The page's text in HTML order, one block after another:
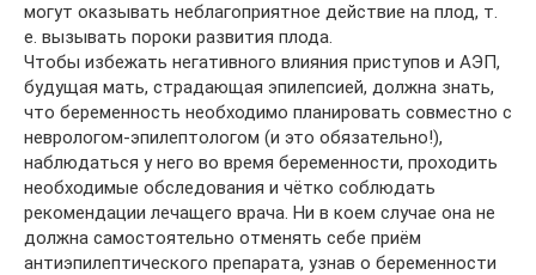
могут оказывать неблагоприятное действие на плод, т.
е. вызывать пороки развития плода.
Чтобы избежать негативного влияния приступов и АЭП,
будущая мать, страдающая эпилепсией, должна знать,
что беременность необходимо планировать совместно с
неврологом-эпилептологом (и это обязательно!),
наблюдаться у него во время беременности, проходить
необходимые обследования и чётко соблюдать
рекомендации лечащего врача. Ни в коем случае она не
должна самостоятельно отменять себе приём
антиэпилептического препарата, узнав о беременности